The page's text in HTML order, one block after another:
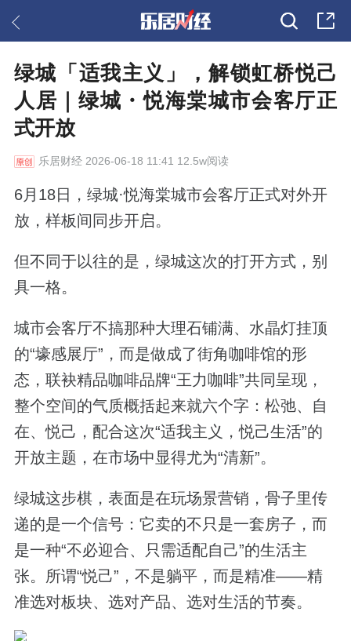
绿城「适我主义」，解锁虹桥悦己
人居｜绿城・悦海棠城市会客厅正
式开放
乐居财经2026-06-18 11:41 12.5w阅读
6月18日，绿城·悦海棠城市会客厅正式对外开
放，样板间同步开启。
但不同于以往的是，绿城这次的打开方式，别
具一格。
城市会客厅不搞那种大理石铺满、水晶灯挂顶
的“壕感展厅”，而是做成了街角咖啡馆的形
态，联袂精品咖啡品牌“王力咖啡”共同呈现，
整个空间的气质概括起来就六个字：松弛、自
在、悦己，配合这次“适我主义，悦己生活”的
开放主题，在市场中显得尤为“清新”。
绿城这步棋，表面是在玩场景营销，骨子里传
递的是一个信号：它卖的不只是一套房子，而
是一种“不必迎合、只需适配自己”的生活主
张。所谓“悦己”，不是躺平，而是精准——精
准选对板块、选对产品、选对生活的节奏。